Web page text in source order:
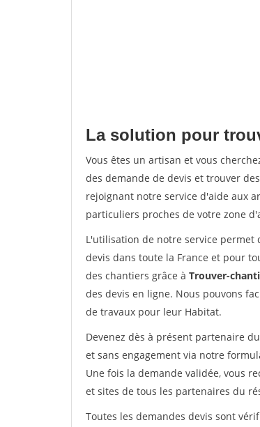
La solution pour
Vous êtes un artisan et vous
des demande de devis et trouver
rejoignant notre service d'aide aux
particuliers proches de votre zone
L'utilisation de notre service
devis dans toute la France et pour
des chantiers grâce à Trouver-
des devis en ligne. Nous pouvons
de travaux pour leur Habitat.
Devenez dès à présent partenaire
et sans engagement via notre
Une fois la demande validée, vous
et sites de tous les partenaires du
Toutes les demandes devis sont